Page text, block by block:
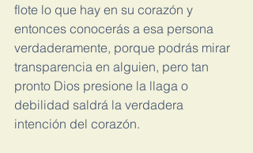
flote lo que hay en su corazón y
entonces conocerás a esa persona
verdaderamente, porque podrás mirar
transparencia en alguien, pero tan
pronto Dios presione la llaga o
debilidad saldrá la verdadera
intención del corazón.